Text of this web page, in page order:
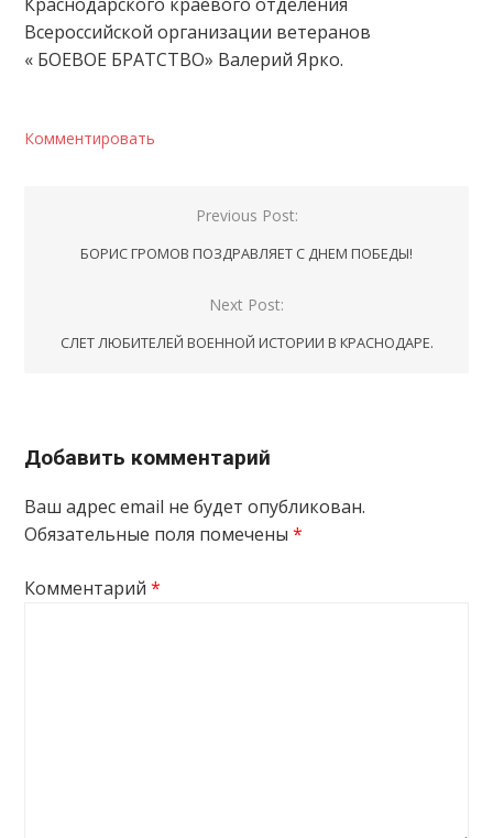
Всероссийской организации ветеранов
« БОЕВОЕ БРАТСТВО» Валерий Ярко.
Комментировать
Previous Post:
БОРИС ГРОМОВ ПОЗДРАВЛЯЕТ С ДНЕМ ПОБЕДЫ!
Next Post:
СЛЕТ ЛЮБИТЕЛЕЙ ВОЕННОЙ ИСТОРИИ В КРАСНОДАРЕ.
Добавить комментарий
Ваш адрес email не будет опубликован.
Обязательные поля помечены*
Комментарий*